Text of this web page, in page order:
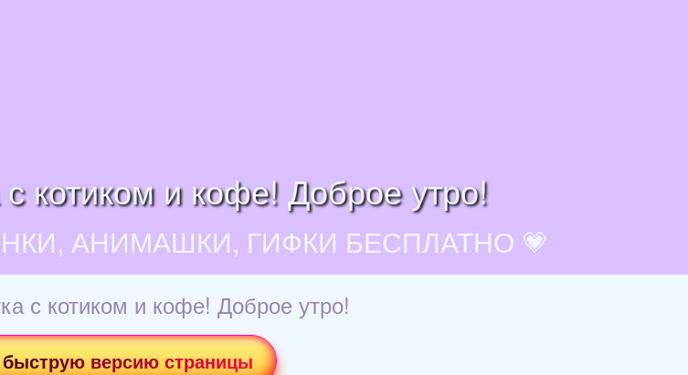
котиком и кофе! Доброе утро!
АНИМАШКИ, ГИФКИ БЕСПЛАТНО 💗
с котиком и кофе! Доброе утро!
версию страницы